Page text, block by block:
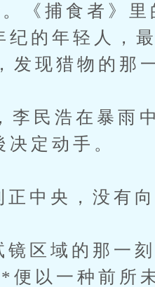
《捕食者》
纪的年轻人，
发现猎物的那
浩在暴雨中
定动手。
央，没有向
域的那一刻
以一种前所